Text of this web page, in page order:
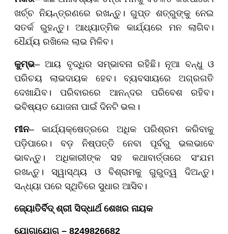
ଖର୍ଚ୍ଚ ନିୟନ୍ତ୍ରଣରେ ରଖନ୍ତୁ। ଗୁପ୍ତ ଶତ୍ରୁଙ୍କୁ ନେଇ
ସତର୍କ ରୁହନ୍ତୁ। ଆଧ୍ୟାତ୍ମିକ କାର୍ଯ୍ୟରେ ମନ ଲାଗିବ।
ଧୈର୍ଯ୍ୟ ରଖିଲେ ଲାଭ ମିଳିବ।
କୁମ୍ଭ– ଆୟ ବୃଦ୍ଧିର ସମ୍ଭାବନା ରହିଛି। ନୂଆ ବନ୍ଧୁ ଓ
ପରିଚୟ ଲାଭଦାୟକ ହେବ। ବ୍ୟବସାୟରେ ଅଗ୍ରଗତି
ଦେଖାଯିବ। ପରିବାରରେ ଆନନ୍ଦର ପରିବେଶ ରହିବ।
ଭବିଷ୍ୟତ ଯୋଜନା ପାଇଁ ଦିନଟି ଭଲ।
ମୀନ– କାର୍ଯ୍ୟକ୍ଷେତ୍ରରେ ଅଧିକ ପରିଶ୍ରମ କରିବାକୁ
ପଡ଼ିପାରେ। ବଡ଼ ନିଷ୍ପତ୍ତି ନେବା ପୂର୍ବରୁ ଭଲଭାବେ
ଭାବନ୍ତୁ। ଅଧିକାରୀଙ୍କ ସହ କଥାବାର୍ତ୍ତାରେ ସଂଯମ
ରଖନ୍ତୁ। ସ୍ୱାସ୍ଥ୍ୟ ଓ ବିଶ୍ରାମକୁ ଗୁରୁତ୍ୱ ଦିଅନ୍ତୁ।
ସନ୍ଧ୍ୟା ପରେ ସ୍ଥିତିରେ ସୁଧାର ଆସିବ।
ଜ୍ୟୋତିର୍ବିଦ୍ ଶ୍ରୀ ସିଦ୍ଧାର୍ଥ ଶେଖର ନାୟକ
ଯୋଗାଯୋଗ – 8249826682